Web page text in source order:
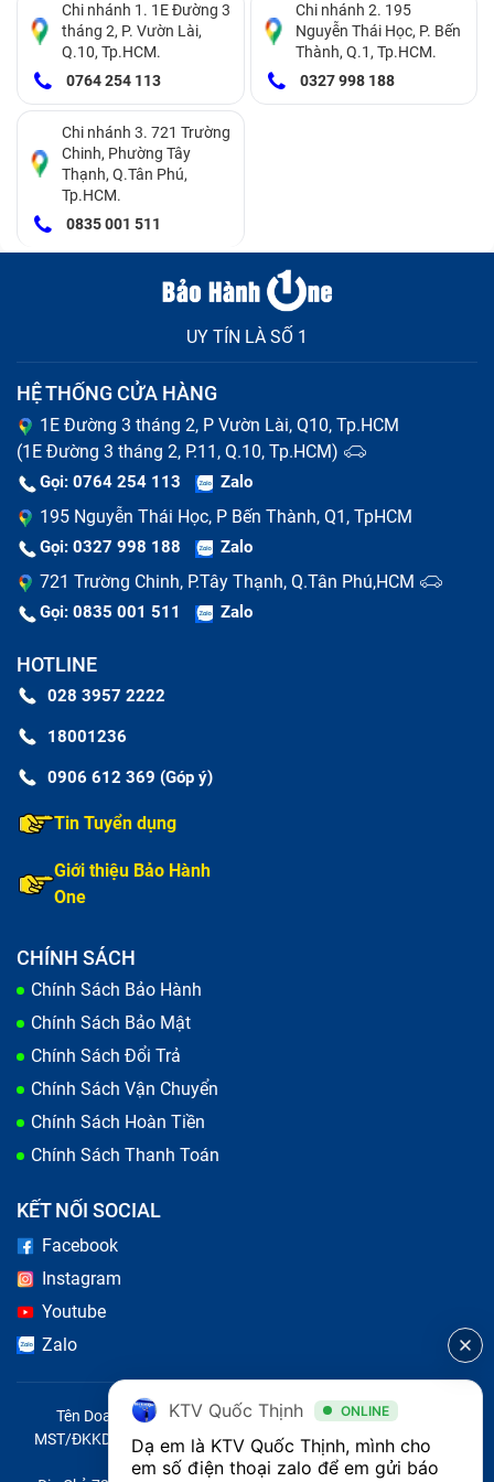
nối, blacklight, Cable LCD, cao áp. Ngoài ra, bạn cũng
có thể gặp phải hiện tượng màn hình bị vỡ, móp méo,
màn hình bị mờ, xuất hiện điểm chết (dead pixel) hoặc
bị nứt do va đập.
Các vấn đề khác bao gồm hiện tượng ghosting (hình
ảnh mờ) và màn hình không sáng đều. Nếu laptop của
bạn gặp phải bất kỳ dấu hiệu nào trên, hãy kiểm tra và
sửa chữa ngay để tránh làm hỏng thêm các bộ phận
Laptop Lenovo (đã bao gồm công) chạy
chậm, lỗi nguồn
Đầu tiên, nếu laptop không bật lên dù bạn đã ấn nút
nguồn hoặc màn hình không sáng, đó có thể là do vấn
đen mà không có tín hiệu, dù laptop đã được bật,
mạch chủ.
Thêm vào đó, nếu laptop không nhận sạc, sạc chậm
hoặc không thể sạc đầy pin, nguyên nhân có thể do
cổng sạc, dây sạc hoặc bộ chuyển đổi nguồn. Laptop
cũng có thể tắt đột ngột dù pin còn đầy, hoặc không
nhận nguồn điện khi cắm sạc, báo hiệu sự cố ở bộ
nguồn hoặc phần cứng bên trong.
Cuối cùng, nếu đèn báo nguồn nhấp nháy liên tục hoặc
Chi nhánh 1. 1E Đường 3
tháng 2, P. Vườn Lài,
Q.10, Tp.HCM.
0764 254 113
Chi nhánh 2. 195
Nguyễn Thái Học, P. Bến
Thành, Q.1, Tp.HCM.
0327 998 188
Chi nhánh 3. 721 Trường
Chinh, Phường Tây
Thạnh, Q.Tân Phú,
Tp.HCM.
0835 001 511
UY TÍN LÀ SỐ 1
HỆ THỐNG CỬA HÀNG
1E Đường 3 tháng 2, P Vườn Lài, Q10, Tp.HCM
(1E Đường 3 tháng 2, P.11, Q.10, Tp.HCM)
Gọi: 0764 254 113 Zalo
195 Nguyễn Thái Học, P Bến Thành, Q1, TpHCM
Gọi: 0327 998 188 Zalo
721 Trường Chinh, P.Tây Thạnh, Q.Tân Phú,HCM
Gọi: 0835 001 511 Zalo
HOTLINE
028 3957 2222
18001236
0906 612 369 (Góp ý)
Tin Tuyển dụng
Giới thiệu Bảo Hành
One
CHÍNH SÁCH
Chính Sách Bảo Hành
Chính Sách Bảo Mật
Chính Sách Đổi Trả
Chính Sách Vận Chuyển
Chính Sách Hoàn Tiền
Chính Sách Thanh Toán
KẾT NỐI SOCIAL
Facebook
Instagram
Youtube
Zalo
Tên Doanh Nghiệp: CÔNG TY TNHH CITY ONE VIỆT NAM
MST/ĐKKD/QĐTL: 0316569346 do sở KHĐT TP.HCM cấp ngày
14/04/2023
KTV Quốc Thịnh ONLINE
Dạ em là KTV Quốc Thịnh, mình cho
em số điện thoại zalo để em gửi báo